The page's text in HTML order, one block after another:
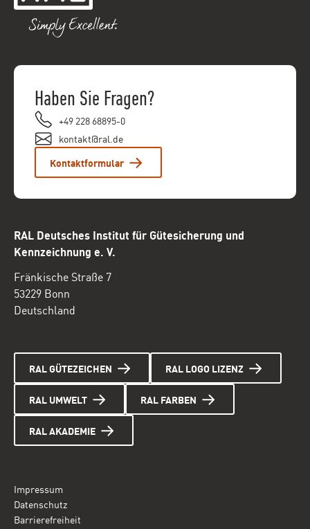
Haben Sie Fragen?
+49 228 68895-0
kontakt@ral.de
Kontaktformular
RAL Deutsches Institut für Gütesicherung und
Kennzeichnung e. V.
Fränkische Straße 7
53229 Bonn
Deutschland
RAL GÜTEZEICHEN RAL LOGO LIZENZ
RAL UMWELT RAL FARBEN
RAL AKADEMIE
Impressum
Datenschutz
Barrierefreiheit